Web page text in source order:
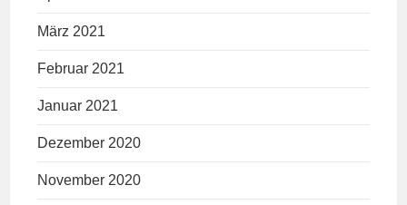
März 2021
Februar 2021
Januar 2021
Dezember 2020
November 2020